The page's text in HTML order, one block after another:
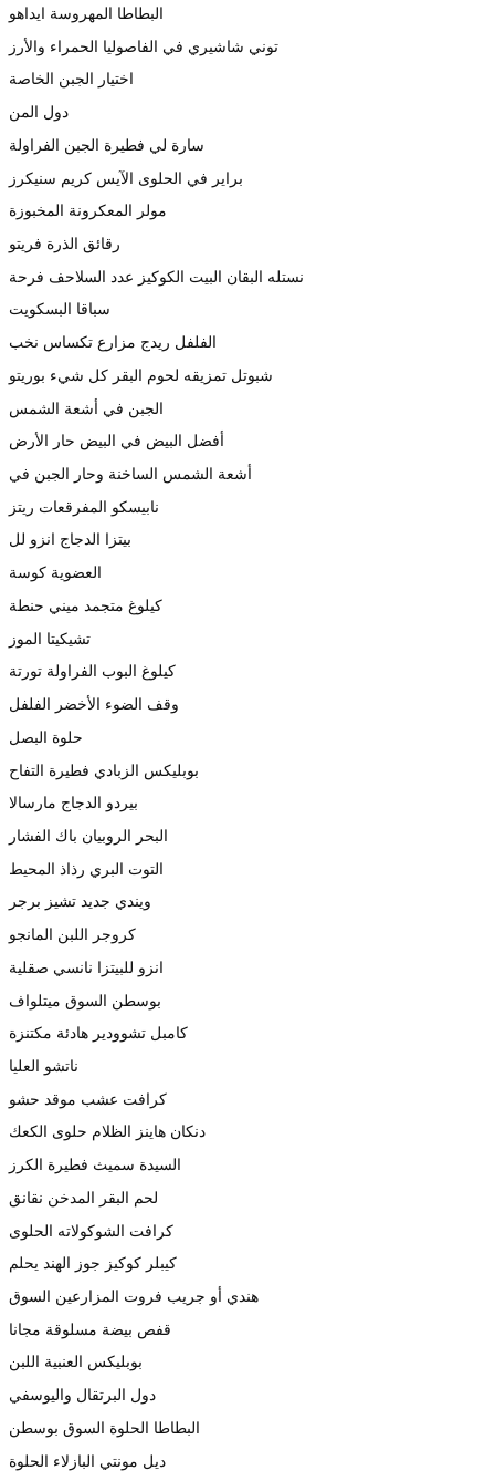
البطاطا المهروسة ايداهو
توني شاشيري في الفاصوليا الحمراء والأرز
اختيار الجبن الخاصة
دول المن
سارة لي فطيرة الجبن الفراولة
براير في الحلوى الآيس كريم سنيكرز
مولر المعكرونة المخبوزة
رقائق الذرة فريتو
نستله البقان البيت الكوكيز عدد السلاحف فرحة
سباقا البسكويت
الفلفل ريدج مزارع تكساس نخب
شبوتل تمزيقه لحوم البقر كل شيء بوريتو
الجبن في أشعة الشمس
أفضل البيض في البيض حار الأرض
أشعة الشمس الساخنة وحار الجبن في
نابيسكو المفرقعات ريتز
بيتزا الدجاج انزو لل
العضوية كوسة
كيلوغ متجمد ميني حنطة
تشيكيتا الموز
كيلوغ البوب الفراولة تورتة
وقف الضوء الأخضر الفلفل
حلوة البصل
بوبليكس الزبادي فطيرة التفاح
بيردو الدجاج مارسالا
البحر الروبيان باك الفشار
التوت البري رذاذ المحيط
ويندي جديد تشيز برجر
كروجر اللبن المانجو
انزو للبيتزا نانسي صقلية
بوسطن السوق ميتلواف
كامبل تشوودير هادئة مكتنزة
ناتشو العليا
كرافت عشب موقد حشو
دنكان هاينز الظلام حلوى الكعك
السيدة سميث فطيرة الكرز
لحم البقر المدخن نقانق
كرافت الشوكولاته الحلوى
كيبلر كوكيز جوز الهند يحلم
هندي أو جريب فروت المزارعين السوق
قفص بيضة مسلوقة مجانا
بوبليكس العنبية اللبن
دول البرتقال واليوسفي
البطاطا الحلوة السوق بوسطن
ديل مونتي البازلاء الحلوة